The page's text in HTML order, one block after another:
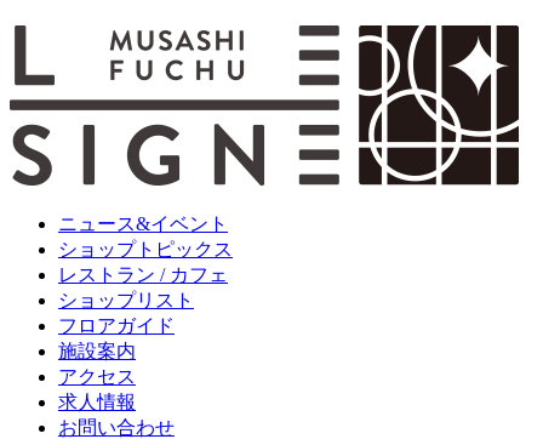
ニュース&イベント
ショップトピックス
レストラン / カフェ
ショップリスト
フロアガイド
施設案内
アクセス
求人情報
お問い合わせ